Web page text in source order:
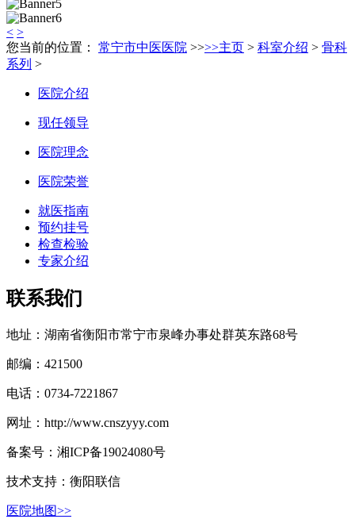
< >
您当前的位置： 常宁市中医医院 >>>>主页 > 科室介绍 > 骨科
系列 >
医院介绍
现任领导
医院理念
医院荣誉
就医指南
预约挂号
检查检验
专家介绍
联系我们
地址：湖南省衡阳市常宁市泉峰办事处群英东路68号
邮编：421500
电话：0734-7221867
网址：http://www.cnszyyy.com
备案号：湘ICP备19024080号
技术支持：衡阳联信
医院地图>>